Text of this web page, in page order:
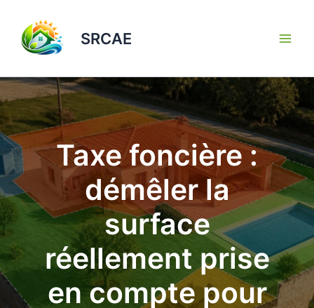
contenu
SRCAE
Taxe foncière :
démêler la
surface
réellement prise
en compte pour